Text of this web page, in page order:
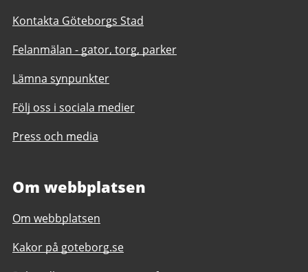
Kontakta Göteborgs Stad
Felanmälan - gator, torg, parker
Lämna synpunkter
Följ oss i sociala medier
Press och media
Om webbplatsen
Om webbplatsen
Kakor på goteborg.se